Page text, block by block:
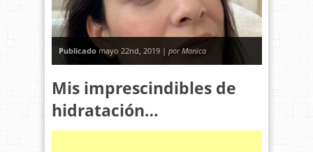
Publicadomayo 22nd, 2019 | por Monica
Mis imprescindibles de
hidratación…